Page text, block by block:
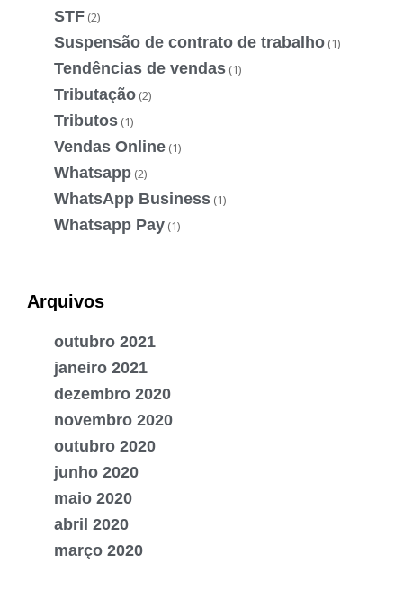
STF (2)
Suspensão de contrato de trabalho (1)
Tendências de vendas (1)
Tributação (2)
Tributos (1)
Vendas Online (1)
Whatsapp (2)
WhatsApp Business (1)
Whatsapp Pay (1)
Arquivos
outubro 2021
janeiro 2021
dezembro 2020
novembro 2020
outubro 2020
junho 2020
maio 2020
abril 2020
março 2020